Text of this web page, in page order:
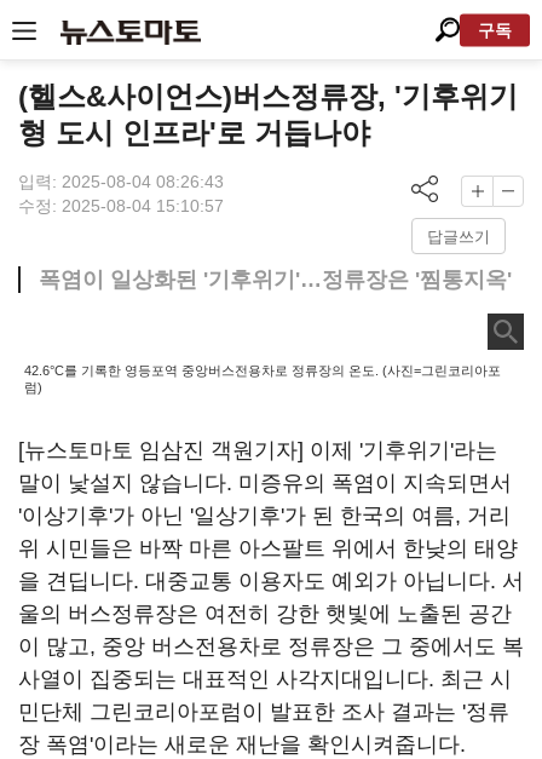
구독
(헬스&사이언스)버스정류장, '기후위기
형 도시 인프라'로 거듭나야
입력: 2025-08-04 08:26:43
수정: 2025-08-04 15:10:57
답글쓰기
폭염이 일상화된 '기후위기'…정류장은 '찜통지옥'
42.6°C를 기록한 영등포역 중앙버스전용차로 정류장의 온도. (사진=그린코리아포
럼)
[뉴스토마토 임삼진 객원기자] 이제 '기후위기'라는
말이 낯설지 않습니다. 미증유의 폭염이 지속되면서
'이상기후'가 아닌 '일상기후'가 된 한국의 여름, 거리
위 시민들은 바짝 마른 아스팔트 위에서 한낮의 태양
을 견딥니다. 대중교통 이용자도 예외가 아닙니다. 서
울의 버스정류장은 여전히 강한 햇빛에 노출된 공간
이 많고, 중앙 버스전용차로 정류장은 그 중에서도 복
사열이 집중되는 대표적인 사각지대입니다. 최근 시
민단체 그린코리아포럼이 발표한 조사 결과는 '정류
장 폭염'이라는 새로운 재난을 확인시켜줍니다.